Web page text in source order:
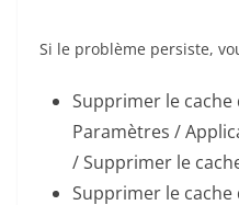
Si le problème persiste,
Supprimer le cache
Paramètres /
/ Supprimer le
Supprimer le cache